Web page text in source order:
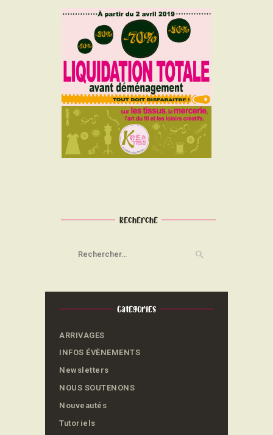
Recherche
Categories
ARRIVAGES
INFOS ÉVÈNEMENTS
Newsletters
NOUS SOUTENONS
Nouveautés
Tutoriels